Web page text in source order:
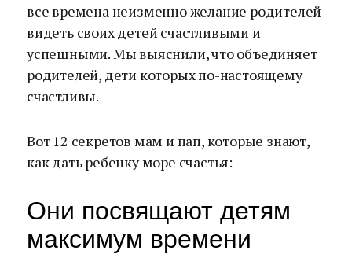
все времена неизменно желание родителей
видеть своих детей счастливыми и
успешными. Мы выяснили, что объединяет
родителей, дети которых по-настоящему
счастливы.
Вот 12 секретов мам и пап, которые знают,
как дать ребенку море счастья:
Они посвящают детям
максимум времени